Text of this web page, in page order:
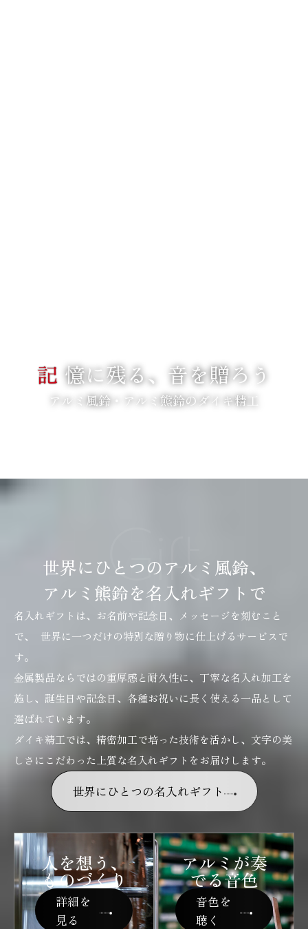
記 憶に残る、音を贈ろう
アルミ風鈴・アルミ熊鈴のダイキ精工
Gift
世界にひとつのアルミ風鈴、
アルミ熊鈴を名入れギフトで
名入れギフトは、お名前や記念日、メッセージを刻むこと
で、 世界に一つだけの特別な贈り物に仕上げるサービスで
す。
金属製品ならではの重厚感と耐久性に、丁寧な名入れ加工を
施し、誕生日や記念日、各種お祝いに長く使える一品として
選ばれています。
ダイキ精工では、精密加工で培った技術を活かし、文字の美
しさにこだわった上質な名入れギフトをお届けします。
世界にひとつの名入れギフト
人を想う、
ものづくり
詳細を
見る
アルミが奏
でる音色
音色を
聴く